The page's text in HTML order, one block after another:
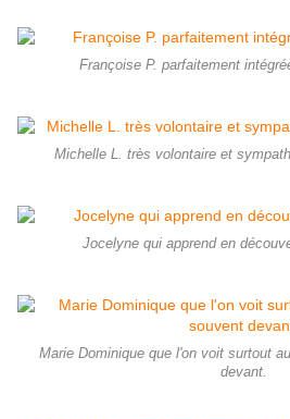
Françoise P. parfaitement
Michelle L. très volontaire et
Jocelyne qui apprend en
Marie Dominique que l'on voit surtout
devant.